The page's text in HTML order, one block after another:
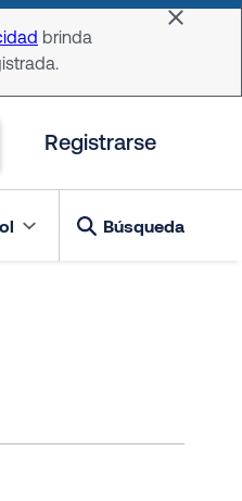
brinda
Dismiss
Registrarse
Búsqueda